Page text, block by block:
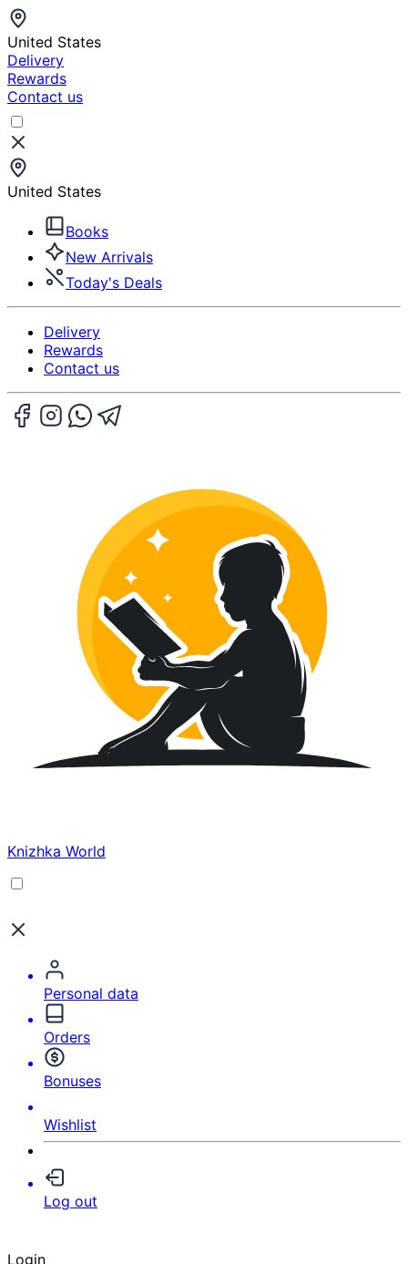
United States
Delivery
Rewards
Contact us
United States
Books
New Arrivals
Today's Deals
Delivery
Rewards
Contact us
Knizhka World
Personal data
Orders
Bonuses
Wishlist
Log out
Login